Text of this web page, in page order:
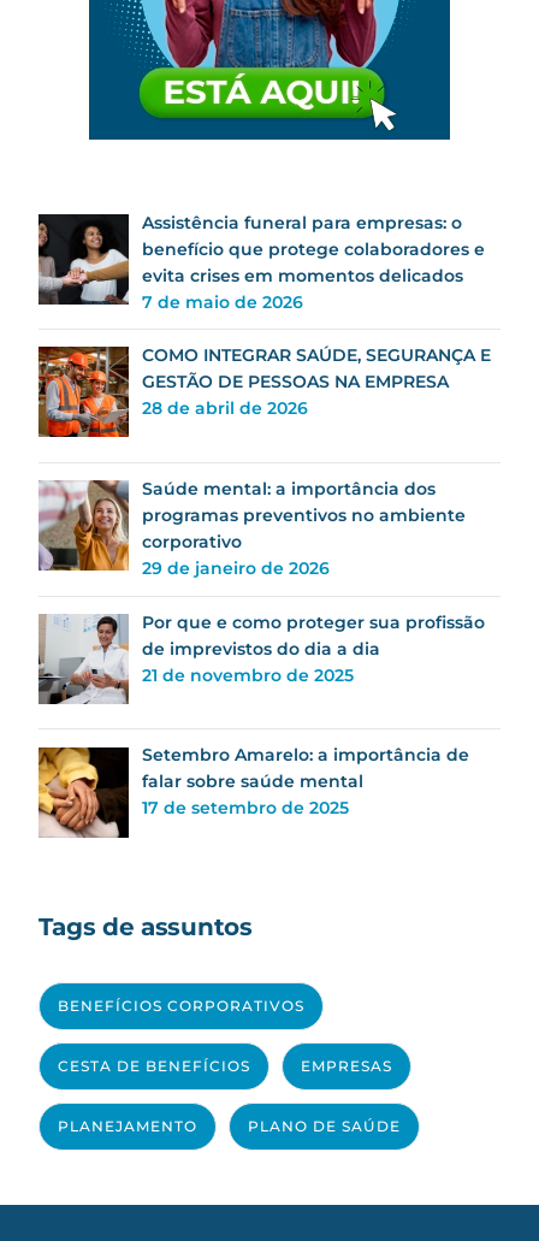
Assistência funeral para empresas: o
benefício que protege colaboradores e
evita crises em momentos delicados
7 de maio de 2026
COMO INTEGRAR SAÚDE, SEGURANÇA E
GESTÃO DE PESSOAS NA EMPRESA
28 de abril de 2026
Saúde mental: a importância dos
programas preventivos no ambiente
corporativo
29 de janeiro de 2026
Por que e como proteger sua profissão
de imprevistos do dia a dia
21 de novembro de 2025
Setembro Amarelo: a importância de
falar sobre saúde mental
17 de setembro de 2025
Tags de assuntos
BENEFÍCIOS CORPORATIVOS
CESTA DE BENEFÍCIOS EMPRESAS
PLANEJAMENTO PLANO DE SAÚDE